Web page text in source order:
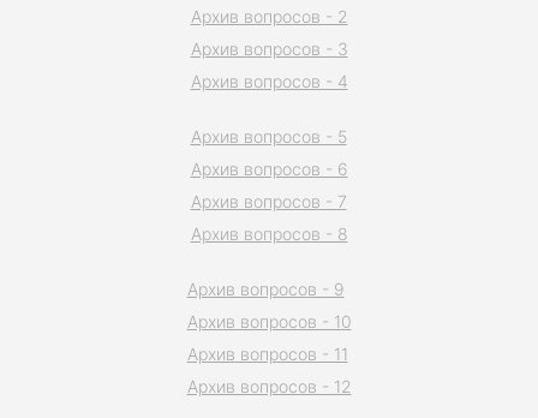
Архив вопросов - 2
Архив вопросов - 3
Архив вопросов - 4
Архив вопросов - 5
Архив вопросов - 6
Архив вопросов - 7
Архив вопросов - 8
Архив вопросов - 9
Архив вопросов - 10
Архив вопросов - 11
Архив вопросов - 12